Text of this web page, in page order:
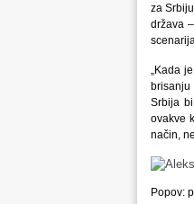
za
država
„Kada
brisanju
Srbija
ovakve
način,
Popov: